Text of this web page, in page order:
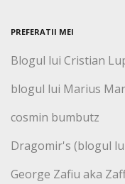
PREFERATII MEI
Blogul lui Cristian
blogul lui Marius
cosmin bumbutz
Dragomir's (blogul
George Zafiu aka